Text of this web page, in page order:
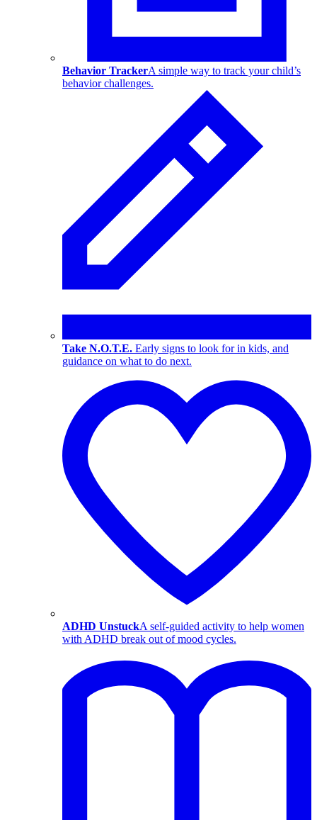
Behavior TrackerA simple way to track your child’s
behavior challenges.
Take N.O.T.E. Early signs to look for in kids, and
guidance on what to do next.
ADHD UnstuckA self-guided activity to help women
with ADHD break out of mood cycles.